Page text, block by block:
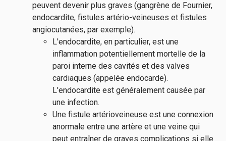
peuvent devenir plus graves (gangrène de Fournier,
endocardite, fistules artério-veineuses et fistules
angiocutanées, par exemple).
L'endocardite, en particulier, est une
inflammation potentiellement mortelle de la
paroi interne des cavités et des valves
cardiaques (appelée endocarde).
L'endocardite est généralement causée par
une infection.
Une fistule artérioveineuse est une connexion
anormale entre une artère et une veine qui
peut entraîner de graves complications si elle